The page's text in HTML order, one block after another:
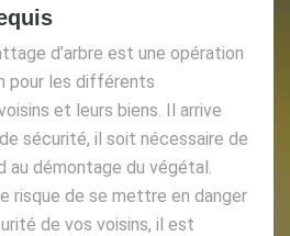
d’arbre est une opération
pour les différents
et leurs biens. Il arrive
sécurité, il soit nécessaire de
au démontage du végétal.
risque de se mettre en danger
de vos voisins, il est